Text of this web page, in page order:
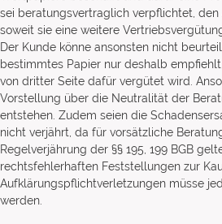
sei beratungsvertraglich verpflichtet, den
soweit sie eine weitere
Der Kunde könne ansonsten nicht
bestimmtes Papier nur deshalb
von dritter Seite dafür vergütet wird.
Vorstellung über die Neutralität der
entstehen. Zudem seien die
nicht verjährt, da für vorsätzliche
Regelverjährung der §§ 195, 199 BGB
rechtsfehlerhaften Feststellungen zur
Aufklärungspflichtverletzungen müsse
werden.